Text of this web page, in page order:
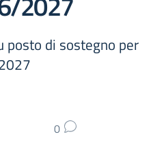
posto di sostegno per
0